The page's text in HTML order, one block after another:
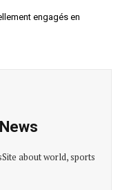
engagés en
about world, sports